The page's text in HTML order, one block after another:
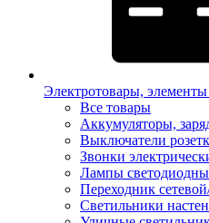
Электротовары,
Все товары
Аккумуляторы,
Выключатели
Звонки
Лампы
Переходник
Светильники